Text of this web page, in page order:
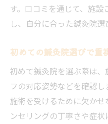
口コミを通じて
う
ント
信頼できる鍼灸院を
鍼灸院の体験談
利用者の声を参
す。口コミを通じて、施
し、自分に合った鍼灸院選
初めての鍼灸院選びで重
初めて鍼灸院を選ぶ際は
フの対応姿勢などを確認
施術を受けるために欠か
ンセリングの丁寧さや症